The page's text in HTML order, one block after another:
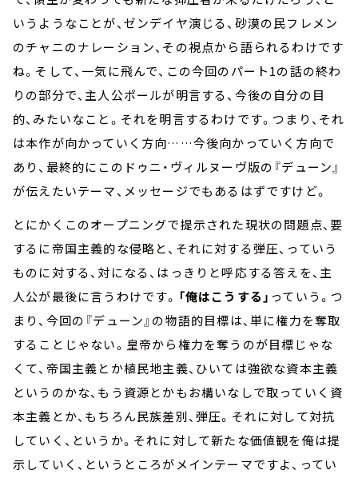
いうようなことが、ゼンデイヤ演じる、砂漠の民フレメン
のチャニのナレーション、その視点から語られるわけです
ね。そして、一気に飛んで、この今回のパート1の話の終わ
りの部分で、主人公ポールが明言する、今後の自分の目
的、みたいなこと。それを明言するわけです。つまり、それ
は本作が向かっていく方向……今後向かっていく方向で
あり、最終的にこのドゥニ・ヴィルヌーヴ版の『デューン』
が伝えたいテーマ、メッセージでもあるはずですけど。
とにかくこのオープニングで提示された現状の問題点、要
するに帝国主義的な侵略と、それに対する弾圧、っていう
ものに対する、対になる、はっきりと呼応する答えを、主
人公が最後に言うわけです。 「俺はこうする」 っていう。つ
まり、今回の『デューン』の物語的目標は、単に権力を奪取
することじゃない。皇帝から権力を奪うのが目標じゃな
くて、帝国主義とか植民地主義、ひいては強欲な資本主義
というのかな、もう資源とかもお構いなしで取っていく資
本主義とか、もちろん民族差別、弾圧。それに対して対抗
していく、というか。それに対して新たな価値観を俺は提
示していく、というところがメインテーマですよ、ってい